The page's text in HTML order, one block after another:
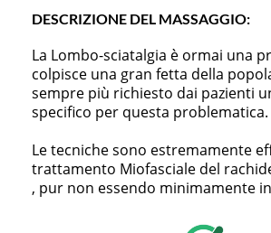
DESCRIZIONE DEL MASSAGGIO:
La Lombo-sciatalgia è ormai una
colpisce una gran fetta della
sempre più richiesto dai pazienti
specifico per questa problematica.
Le tecniche sono estremamente
trattamento Miofasciale del
, pur non essendo minimamente